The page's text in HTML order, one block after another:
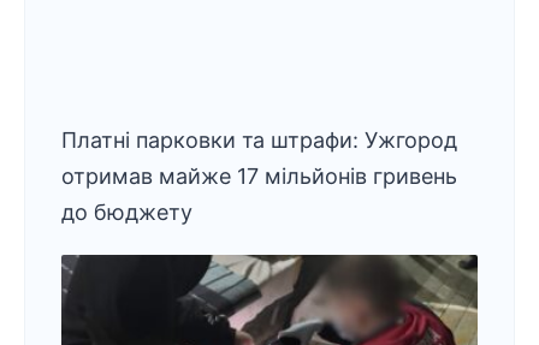
Платні парковки та штрафи: Ужгород
отримав майже 17 мільйонів гривень
до бюджету